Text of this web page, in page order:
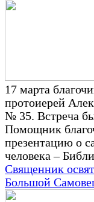
17 марта
протоиерей
№ 35. Встреча
Помощник
презентацию о
человека –
Священник
Большой